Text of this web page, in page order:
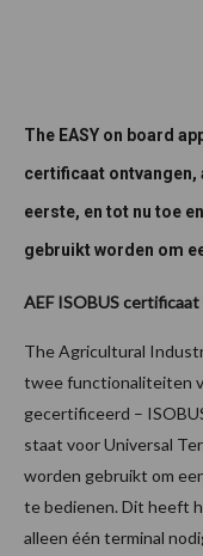
The EASY on board
certificaat ontvangen,
eerste, en tot nu toe
gebruikt worden om
AEF ISOBUS
The Agricultural
twee functionaliteiten
gecertificeerd –
staat voor Universal
worden gebruikt om
te bedienen. Dit heeft
alleen één terminal